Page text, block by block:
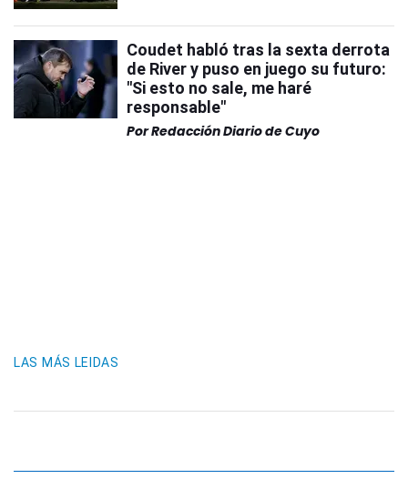
Coudet habló tras la sexta derrota
de River y puso en juego su futuro:
"Si esto no sale, me haré
responsable"
PorRedacción Diario de Cuyo
LAS MÁS LEIDAS